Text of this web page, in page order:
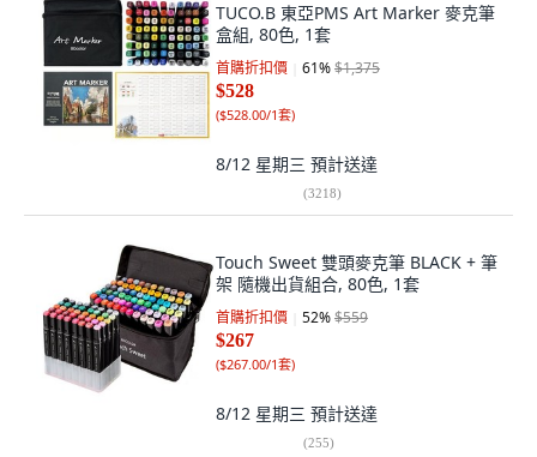
TUCO.B 東亞PMS Art Marker 麥克筆
盒組, 80色, 1套
首購折扣價 61%$1,375
$528
($528.00/1套)
8/12 星期三 預計送達
(3218)
Touch Sweet 雙頭麥克筆 BLACK + 筆
架 隨機出貨組合, 80色, 1套
首購折扣價 52%$559
$267
($267.00/1套)
8/12 星期三 預計送達
(255)